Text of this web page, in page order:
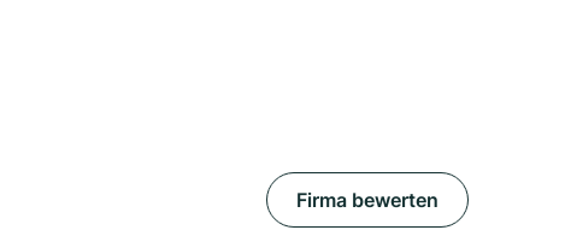
Firma bewerten